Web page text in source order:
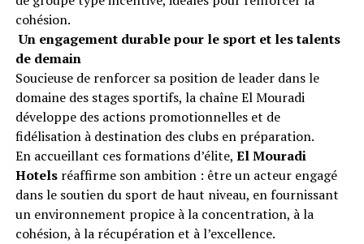
cohésion.
Un engagement durable pour le sport et les talents
de demain
Soucieuse de renforcer sa position de leader dans le
domaine des stages sportifs, la chaîne El Mouradi
développe des actions promotionnelles et de
fidélisation à destination des clubs en préparation.
En accueillant ces formations d’élite, El Mouradi
Hotelsréaffirme son ambition : être un acteur engagé
dans le soutien du sport de haut niveau, en fournissant
un environnement propice à la concentration, à la
cohésion, à la récupération et à l’excellence.